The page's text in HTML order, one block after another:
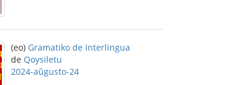
(eo) Gramatiko de Interlingua
de Qoysiletu
2024-aŭgusto-24